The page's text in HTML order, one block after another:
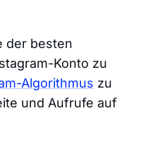
der besten
Konto zu
Algorithmus zu
und Aufrufe auf